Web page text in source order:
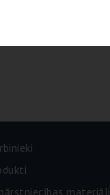
materiāli